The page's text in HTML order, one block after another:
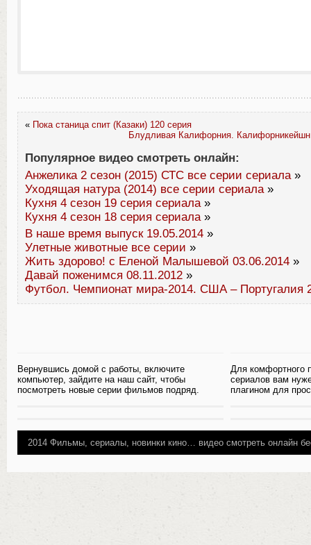
« Пока станица спит (Казаки) 120 серия
Блудливая Калифорния. Калифорникейшн
Популярное видео смотреть онлайн:
Анжелика 2 сезон (2015) СТС все серии сериала»
Уходящая натура (2014) все серии сериала»
Кухня 4 сезон 19 серия сериала»
Кухня 4 сезон 18 серия сериала»
В наше время выпуск 19.05.2014 »
Улетные животные все серии »
Жить здорово! с Еленой Малышевой 03.06.2014 »
Давай поженимся 08.11.2012 »
Футбол. Чемпионат мира-2014. США – Португалия
Вернувшись домой с работы, включите
компьютер, зайдите на наш сайт, чтобы
посмотреть новые серии фильмов подряд.
Для комфортного
сериалов вам
плагином для
2014 Фильмы, сериалы, новинки кино… видео смотреть онлайн